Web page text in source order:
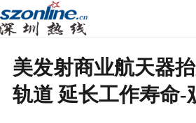
美发射商业航天器
轨道 延长工作寿命-